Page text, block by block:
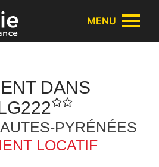
MENU
DANS
PYRÉNÉES
LOCATIF